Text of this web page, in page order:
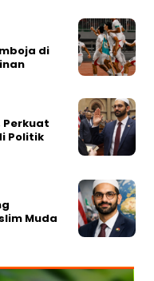
di
Perkuat
Politik
Muda